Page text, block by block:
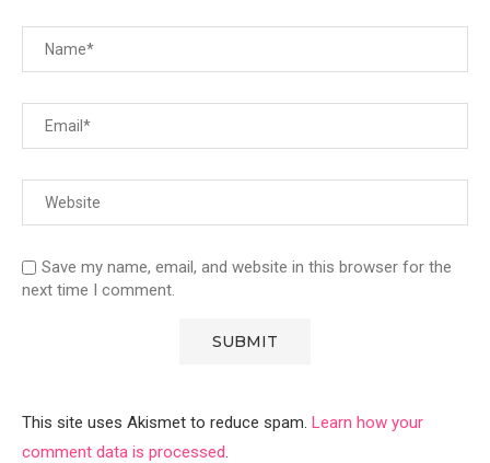
Save my name, email, and website in this browser for the
next time I comment.
This site uses Akismet to reduce spam. Learn how your
comment data is processed.